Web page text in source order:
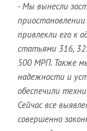
- Мы вынесли
привлекли его к
статьями 316,
500 МРП. Также
надежности и
обеспечили
Сейчас все
совершенно